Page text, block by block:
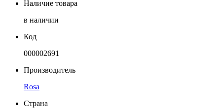
Наличие товара
в наличии
Код
000002691
Производитель
Rosa
Страна